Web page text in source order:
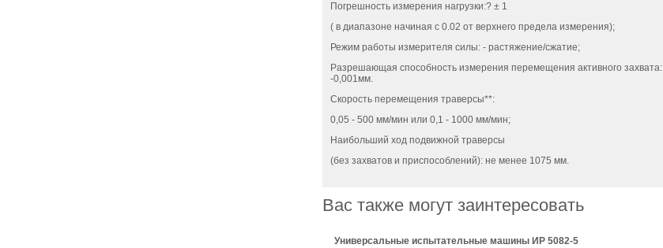
Погрешность измерения нагрузки:? ± 1
( в диапазоне начиная с 0.02 от верхнего предела измерения);
Режим работы измерителя силы: - растяжение/сжатие;
Разрешающая способность измерения перемещения активного захвата:
-0,001мм.
Скорость перемещения траверсы**:
0,05 - 500 мм/мин или 0,1 - 1000 мм/мин;
Наибольший ход подвижной траверсы
(без захватов и приспособлений): не менее 1075 мм.
Вас также могут заинтересовать
Универсальные испытательные машины ИР 5082-5